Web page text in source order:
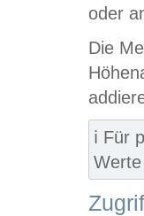
oder
Die
ℹ️ Für